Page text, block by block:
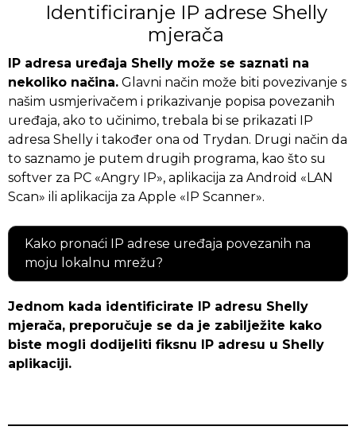
Identificiranje IP adrese Shelly
mjerača
IP adresa uređaja Shelly može se saznati na
nekoliko načina. Glavni način može biti povezivanje s
našim usmjerivačem i prikazivanje popisa povezanih
uređaja, ako to učinimo, trebala bi se prikazati IP
adresa Shelly i također ona od Trydan. Drugi način da
to saznamo je putem drugih programa, kao što su
softver za PC «Angry IP», aplikacija za Android «LAN
Scan» ili aplikacija za Apple «IP Scanner».
Kako pronaći IP adrese uređaja povezanih na
moju lokalnu mrežu?
Jednom kada identificirate IP adresu Shelly
mjerača, preporučuje se da je zabilježite kako
biste mogli dodijeliti fiksnu IP adresu u Shelly
aplikaciji.